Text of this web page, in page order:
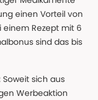
einen Vorteil von
Rezept mit 6
sind das bis
sich aus
Werbeaktion